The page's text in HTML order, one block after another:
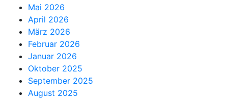
Mai 2026
April 2026
März 2026
Februar 2026
Januar 2026
Oktober 2025
September 2025
August 2025